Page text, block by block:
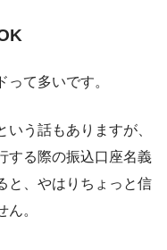
て多いです。
う話もありますが、
する際の振込口座名義
と、やはりちょっと信
。